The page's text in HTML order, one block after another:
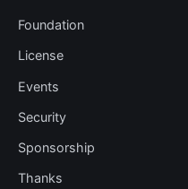
Foundation
License
Events
Security
Sponsorship
Thanks